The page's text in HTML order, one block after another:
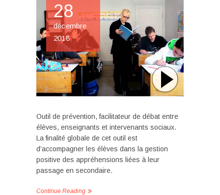
28
décembre
2018
Outil de prévention, facilitateur de débat entre
élèves, enseignants et intervenants sociaux.
La finalité globale de cet outil est
d’accompagner les élèves dans la gestion
positive des appréhensions liées à leur
passage en secondaire.
Continue Reading